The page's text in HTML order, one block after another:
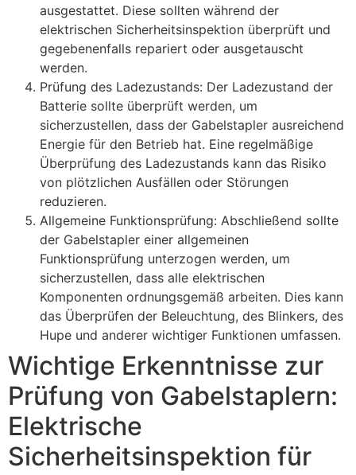
ausgestattet. Diese sollten während der
elektrischen Sicherheitsinspektion überprüft und
gegebenenfalls repariert oder ausgetauscht
werden.
Prüfung des Ladezustands: Der Ladezustand der
Batterie sollte überprüft werden, um
sicherzustellen, dass der Gabelstapler ausreichend
Energie für den Betrieb hat. Eine regelmäßige
Überprüfung des Ladezustands kann das Risiko
von plötzlichen Ausfällen oder Störungen
reduzieren.
Allgemeine Funktionsprüfung: Abschließend sollte
der Gabelstapler einer allgemeinen
Funktionsprüfung unterzogen werden, um
sicherzustellen, dass alle elektrischen
Komponenten ordnungsgemäß arbeiten. Dies kann
das Überprüfen der Beleuchtung, des Blinkers, des
Hupe und anderer wichtiger Funktionen umfassen.
Wichtige Erkenntnisse zur
Prüfung von Gabelstaplern:
Elektrische
Sicherheitsinspektion für